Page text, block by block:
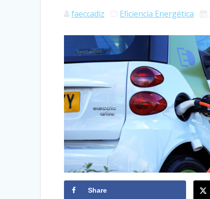
faeccadiz Eficiencia Energética
Share